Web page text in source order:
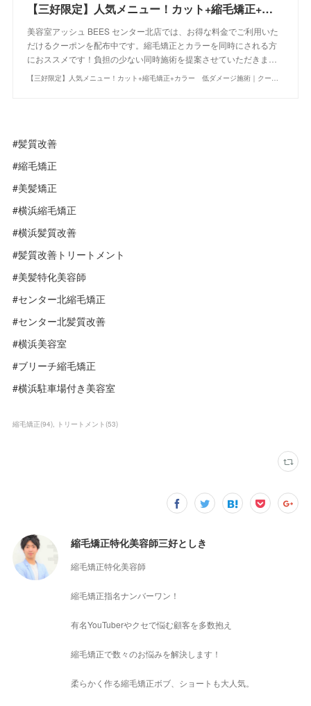
【三好限定】人気メニュー！カット+縮毛矯正+カラー 低ダメージ施術｜クーポン・メニュー｜BEES センター北店｜ヘアサロン・美容院｜Ash オフィシャルサイト
美容室アッシュ BEES センター北店では、お得な料金でご利用いた
だけるクーポンを配布中です。縮毛矯正とカラーを同時にされる方
におススメです！負担の少ない同時施術を提案させていただきま…
【三好限定】人気メニュー！カット+縮毛矯正+カラー 低ダメージ施術｜クーポン・メニュー｜BEES センター北店｜ヘアサロン・美容院｜Ash オフィシャルサイト
#髪質改善
#縮毛矯正
#美髪矯正
#横浜縮毛矯正
#横浜髪質改善
#髪質改善トリートメント
#美髪特化美容師
#センター北縮毛矯正
#センター北髪質改善
#横浜美容室
#ブリーチ縮毛矯正
#横浜駐車場付き美容室
縮毛矯正(94) トリートメント (53)
縮毛矯正特化美容師三好としき
縮毛矯正特化美容師
縮毛矯正指名ナンバーワン！
有名YouTuberやクセで悩む顧客を多数抱え
縮毛矯正で数々のお悩みを解決します！
柔らかく作る縮毛矯正ボブ、ショートも大人気。